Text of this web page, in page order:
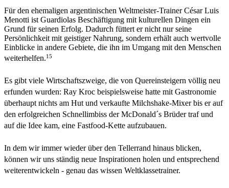
Für den ehemaligen argentinischen Weltmeister-Trainer César Luis
Menotti ist Guardiolas Beschäftigung mit kulturellen Dingen ein
Grund für seinen Erfolg. Dadurch füttert er nicht nur seine
Persönlichkeit mit geistiger Nahrung, sondern erhält auch wertvolle
Einblicke in andere Gebiete, die ihn im Umgang mit den Menschen
weiterhelfen.15
Es gibt viele Wirtschaftszweige, die von Quereinsteigern völlig neu
erfunden wurden: Ray Kroc beispielsweise hatte mit Gastronomie
überhaupt nichts am Hut und verkaufte Milchshake-Mixer bis er auf
den erfolgreichen Schnellimbiss der McDonald´s Brüder traf und
auf die Idee kam, eine Fastfood-Kette aufzubauen.
In dem wir immer wieder über den Tellerrand hinaus blicken,
können wir uns ständig neue Inspirationen holen und entsprechend
weiterentwickeln - genau das wissen Weltklassetrainer.